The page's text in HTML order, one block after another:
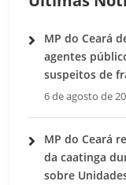
MP do Ceará
agentes
suspeitos de
6 de agosto de
MP do Ceará
da caatinga
sobre